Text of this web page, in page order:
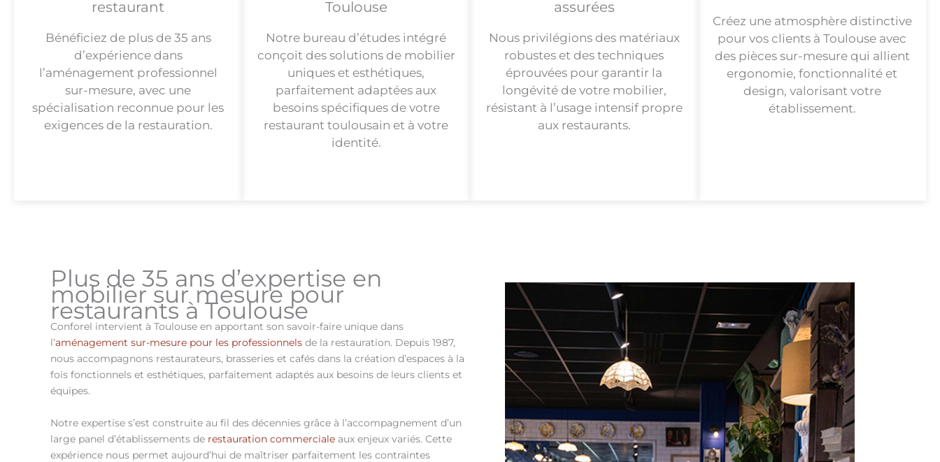
restaurant
Bénéficiez de plus de 35 ans
d’expérience dans
l’aménagement professionnel
sur-mesure, avec une
spécialisation reconnue pour les
exigences de la restauration.
Toulouse
Notre bureau d’études intégré
conçoit des solutions de mobilier
uniques et esthétiques,
parfaitement adaptées aux
besoins spécifiques de votre
restaurant toulousain et à votre
identité.
assurées
Nous privilégions des matériaux
robustes et des techniques
éprouvées pour garantir la
longévité de votre mobilier,
résistant à l’usage intensif propre
aux restaurants.
Créez une atmosphère distinctive
pour vos clients à Toulouse avec
des pièces sur-mesure qui allient
ergonomie, fonctionnalité et
design, valorisant votre
établissement.
Plus de 35 ans d’expertise en
mobilier sur mesure pour
restaurants à Toulouse
Conforel intervient à Toulouse en apportant son savoir-faire unique dans
l’aménagement sur-mesure pour les professionnels de la restauration. Depuis 1987,
nous accompagnons restaurateurs, brasseries et cafés dans la création d’espaces à la
fois fonctionnels et esthétiques, parfaitement adaptés aux besoins de leurs clients et
équipes.
Notre expertise s’est construite au fil des décennies grâce à l’accompagnement d’un
large panel d’établissements de restauration commerciale aux enjeux variés. Cette
expérience nous permet aujourd’hui de maîtriser parfaitement les contraintes